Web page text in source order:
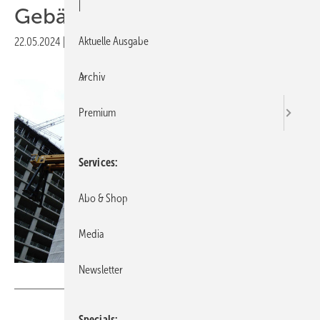
Gebäude
22.05.2024 Druckvorschau
Aktuelle Ausgabe
Archiv
Premium
Services
Abo & Shop
Media
Newsletter